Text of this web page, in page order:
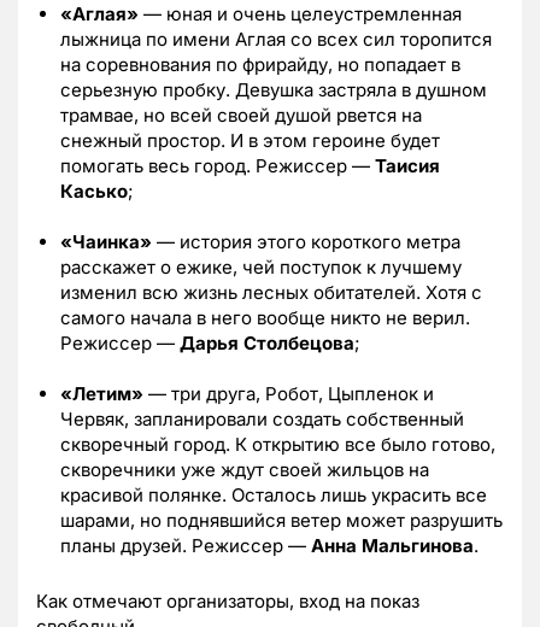
«Аглая» — юная и очень целеустремленная
лыжница по имени Аглая со всех сил торопится
на соревнования по фрирайду, но попадает в
серьезную пробку. Девушка застряла в душном
трамвае, но всей своей душой рвется на
снежный простор. И в этом героине будет
помогать весь город. Режиссер — Таисия
Касько;
«Чаинка» — история этого короткого метра
расскажет о ежике, чей поступок к лучшему
изменил всю жизнь лесных обитателей. Хотя с
самого начала в него вообще никто не верил.
Режиссер — Дарья Столбецова;
«Летим» — три друга, Робот, Цыпленок и
Червяк, запланировали создать собственный
скворечный город. К открытию все было готово,
скворечники уже ждут своей жильцов на
красивой полянке. Осталось лишь украсить все
шарами, но поднявшийся ветер может разрушить
планы друзей. Режиссер — Анна Мальгинова.
Как отмечают организаторы, вход на показ